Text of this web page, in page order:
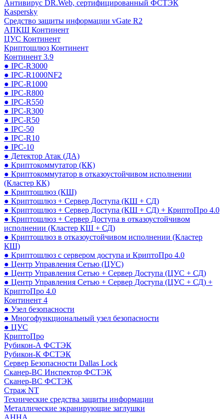
Антивирус DR.Web, сертифицированный ФСТЭК
Kaspersky
Средство защиты информации vGate R2
АПКШ Континент
ЦУС Континент
Криптошлюз Континент
Континент 3.9
● IPC-R3000
● IPC-R1000NF2
● IPC-R1000
● IPC-R800
● IPC-R550
● IPC-R300
● IPC-R50
● IPC-50
● IPC-R10
● IPC-10
● Детектор Атак (ДА)
● Криптокоммутатор (КК)
● Криптокоммутатор в отказоустойчивом исполнении
(Кластер КК)
● Криптошлюз (КШ)
● Криптошлюз + Сервер Доступа (КШ + СД)
● Криптошлюз + Сервер Доступа (КШ + СД) + КриптоПро 4.0
● Криптошлюз + Сервер Доступа в отказоустойчивом
исполнении (Кластер КШ + СД)
● Криптошлюз в отказоустойчивом исполнении (Кластер
КШ)
● Криптошлюз с сервером доступа и КриптоПро 4.0
● Центр Управления Сетью (ЦУС)
● Центр Управления Сетью + Сервер Доступа (ЦУС + СД)
● Центр Управления Сетью + Сервер Доступа (ЦУС + СД) +
КриптоПро 4.0
Континент 4
● Узел безопасности
● Многофункциональный узел безопасности
● ЦУС
КриптоПро
Рубикон-А ФСТЭК
Рубикон-К ФСТЭК
Сервер Безопасности Dallas Lock
Сканер-ВС Инспектор ФСТЭК
Сканер-ВС ФСТЭК
Страж NT
Технические средства защиты информации
Металлические экранирующие заглушки
АННА